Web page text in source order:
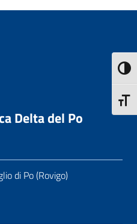
Delta del Po
di Po (Rovigo)